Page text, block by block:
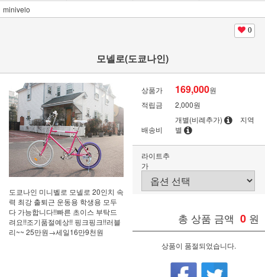
minivelo
0
모넬로(도쿄나인)
도쿄나인 미니벨로 모넬로 20인치 속
력 최강 출퇴근 운동용 학생용 모두
다 가능합니다!!빠른 초이스 부탁드
려요!!조기품절예상!! 핑크핑크!!러블
리~~ 25만원→세일16만9천원
상품가 169,000원
적립금
2,000원
배송비
개별(비례추가)
지역
별
라이트추
가
총 상품 금액 0 원
상품이 품절되었습니다.